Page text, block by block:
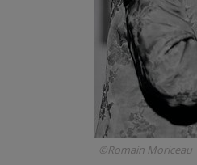
©Romain Moriceau